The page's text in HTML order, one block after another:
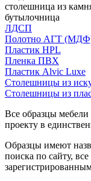
столешница из
бутылочница
ЛДСП
Полотно АГТ
Пластик HPL
Пленка ПВХ
Пластик Alvic Luxe
Столешницы из
Столешницы из
Все образцы
проекту в
Образцы имеют
поиска по сайту,